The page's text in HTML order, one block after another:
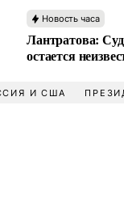
Новость часа
Лантратова:
остается
И США